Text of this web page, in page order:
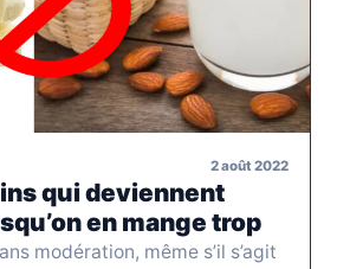
2 août 2022
qui deviennent
en mange trop
modération, même s’il s’agit